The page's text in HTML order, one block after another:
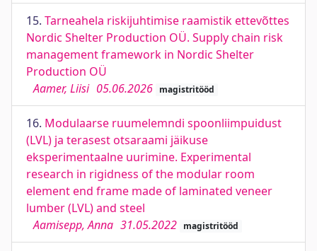
15. Tarneahela riskijuhtimise raamistik ettevõttes
Nordic Shelter Production OÜ. Supply chain risk
management framework in Nordic Shelter
Production OÜ
Aamer, Liisi 05.06.2026 magistritööd
16. Modulaarse ruumelemndi spoonliimpuidust
(LVL) ja terasest otsaraami jäikuse
eksperimentaalne uurimine. Experimental
research in rigidness of the modular room
element end frame made of laminated veneer
lumber (LVL) and steel
Aamisepp, Anna 31.05.2022 magistritööd